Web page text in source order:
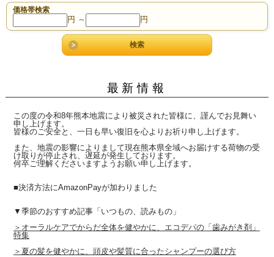
価格帯検索
円 ～ 円
最新情報
この度の令和8年熊本地震により被災された皆様に、謹んでお見舞い
申し上げます。
皆様のご安全と、一日も早い復旧を心よりお祈り申し上げます。
また、地震の影響によりまして現在熊本県全域へお届けする荷物の受
け取りが停止され、遅延が発生しております。
何卒ご理解くださいますようお願い申し上げます。
■決済方法にAmazonPayが加わりました
▼季節のおすすめ記事「いつもの、読みもの」
＞オーラルケアでからだ全体を健やかに、エコデパの「歯みがき剤」
特集
＞夏の髪を健やかに、頭皮や髪質に合ったシャンプーの選び方